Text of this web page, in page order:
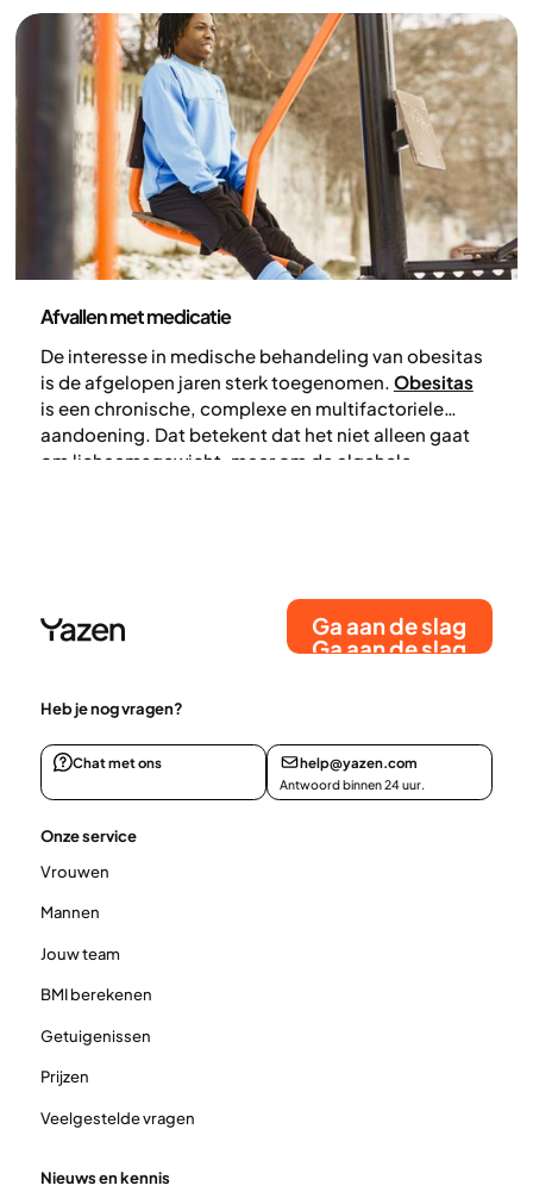
ontraadt dit omdat de dosis niet kwaliteitsbeheerd
is. Wijzigingen aan de pen in 2026 zijn bedoeld om
de patiëntveiligheid te versterken.
Afvallen met medicatie
De interesse in medische behandeling van obesitas
is de afgelopen jaren sterk toegenomen. Obesitas
is een chronische, complexe en multifactoriele
aandoening. Dat betekent dat het niet alleen gaat
om lichaamsgewicht, maar om de algehele
Ga aan de slag
Ga aan de slag
Heb je nog vragen?
Chat met ons help@yazen.com
Antwoord binnen 24 uur.
Onze service
Vrouwen
Mannen
Jouw team
BMI berekenen
Getuigenissen
Prijzen
Veelgestelde vragen
Nieuws en kennis